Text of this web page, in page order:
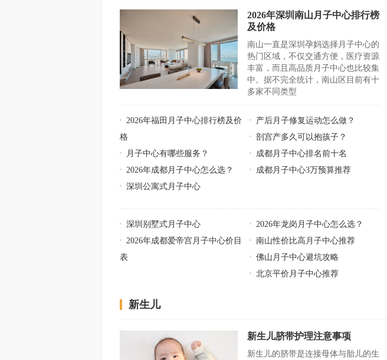
2026年深圳南山月子中心排行榜
及价格
南山一直是深圳孕妈选择月子中心的
热门区域，不仅交通方便，医疗资源
丰富，而且高品质月子中心也比较集
中。据不完全统计，南山区目前有十
多家不同类型
2026年福田月子中心排行榜及价
格
产后月子修复运动怎么做？
剖宫产多久可以抱孩子？
月子中心有哪些服务？
成都月子中心排名前十名
2026年成都月子中心怎么选？
成都月子中心3万预算推荐
深圳公寓式月子中心
深圳别墅式月子中心
2026年龙岗月子中心怎么选？
2026年成都爱帝宫月子中心价目
表
南山性价比高月子中心推荐
佛山月子中心避坑攻略
北京平价月子中心推荐
新生儿
新生儿脐带护理注意事项
新生儿的脐带是连接母体与胎儿的生